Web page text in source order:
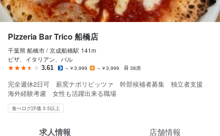
マイページ管理
気になる求人
検索履歴・保存した条件
応募履歴
Pizzeria Bar Trico 船橋店
千葉県 船橋市 / 京成船橋駅 141m
ピザ、イタリアン、バル
3.61 ～￥3,999 ～￥3,999 38席
完全週休2日可 薪窯ナポリピッツァ 幹部候補者募集 独立者支援
海外経験考慮 女性も活躍出来る職場
食べログ評価 3.5以上
求人情報 店舗情報
勤務時間
※休憩2.5h
休日・休暇
週休1.5〜2の間で、本人の希望を聞き調整
有給休暇
勤務時間
※休憩2.5h
休日・休暇
週休1.5〜2の間で、本人の希望を聞き調整
有給休暇
勤務時間
※休憩2.5h
休日・休暇
週休1.5〜2の間で、本人の希望を聞き調整